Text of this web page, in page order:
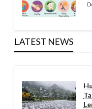
LATEST NEWS